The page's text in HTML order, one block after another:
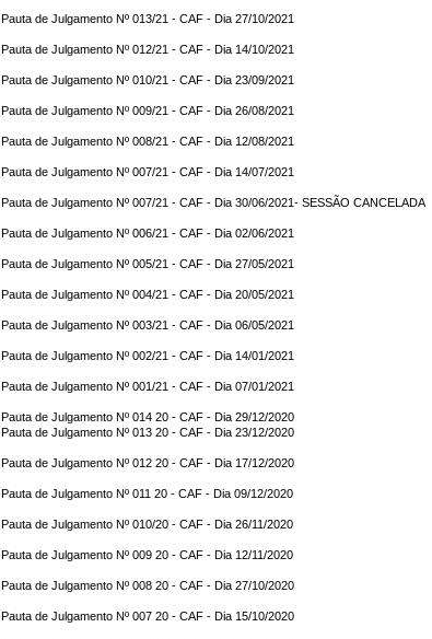
Pauta de Julgamento Nº 013/21 - CAF - Dia 27/10/2021
Pauta de Julgamento Nº 012/21 - CAF - Dia 14/10/2021
Pauta de Julgamento Nº 010/21 - CAF - Dia 23/09/2021
Pauta de Julgamento Nº 009/21 - CAF - Dia 26/08/2021
Pauta de Julgamento Nº 008/21 - CAF - Dia 12/08/2021
Pauta de Julgamento Nº 007/21 - CAF - Dia 14/07/2021
Pauta de Julgamento Nº 007/21 - CAF - Dia 30/06/2021- SESSÃO CANCELADA
Pauta de Julgamento Nº 006/21 - CAF - Dia 02/06/2021
Pauta de Julgamento Nº 005/21 - CAF - Dia 27/05/2021
Pauta de Julgamento Nº 004/21 - CAF - Dia 20/05/2021
Pauta de Julgamento Nº 003/21 - CAF - Dia 06/05/2021
Pauta de Julgamento Nº 002/21 - CAF - Dia 14/01/2021
Pauta de Julgamento Nº 001/21 - CAF - Dia 07/01/2021
Pauta de Julgamento Nº 014 20 - CAF - Dia 29/12/2020
Pauta de Julgamento Nº 013 20 - CAF - Dia 23/12/2020
Pauta de Julgamento Nº 012 20 - CAF - Dia 17/12/2020
Pauta de Julgamento Nº 011 20 - CAF - Dia 09/12/2020
Pauta de Julgamento Nº 010/20 - CAF - Dia 26/11/2020
Pauta de Julgamento Nº 009 20 - CAF - Dia 12/11/2020
Pauta de Julgamento Nº 008 20 - CAF - Dia 27/10/2020
Pauta de Julgamento Nº 007 20 - CAF - Dia 15/10/2020